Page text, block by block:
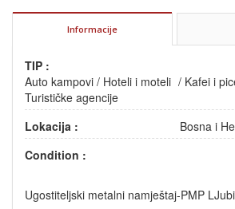
Informacije
TIP :
Auto kampovi / Hoteli i moteli / Kafei i
Turističke agencije
Lokacija :
Bosna i
Condition :
Ugostiteljski metalni namještaj-PMP